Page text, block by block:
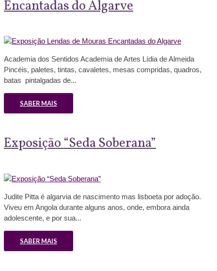
Encantadas do Algarve
Academia dos Sentidos Academia de Artes Lídia de Almeida
Pincéis, paletes, tintas, cavaletes, mesas compridas, quadros,
batas pintalgadas de...
SABER MAIS
Exposição “Seda Soberana”
Judite Pitta é algarvia de nascimento mas lisboeta por adoção.
Viveu em Angola durante alguns anos, onde, embora ainda
adolescente, e por sua...
SABER MAIS